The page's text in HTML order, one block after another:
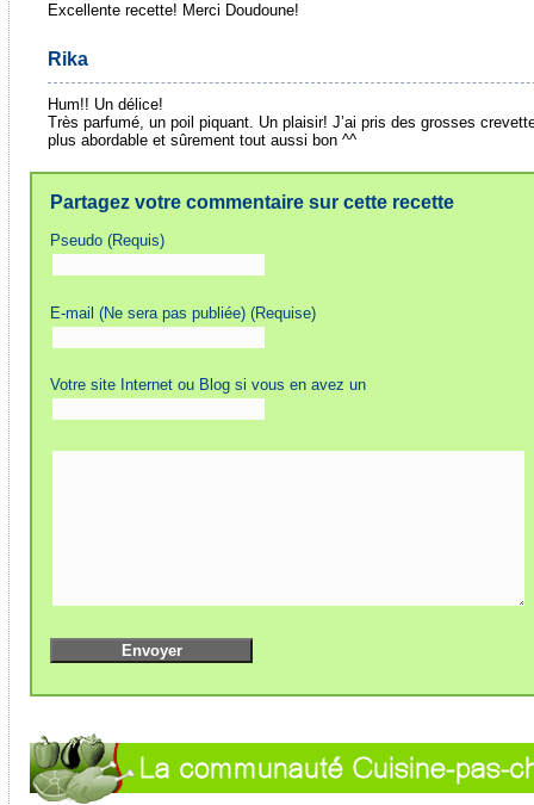
Excellente recette! Merci Doudoune!
Rika
Hum!! Un délice!
Très parfumé, un poil piquant. Un plaisir! J’ai pris des grosses
plus abordable et sûrement tout aussi bon ^^
Partagez votre commentaire sur cette recette
Pseudo (Requis)
E-mail (Ne sera pas publiée) (Requise)
Votre site Internet ou Blog si vous en avez un